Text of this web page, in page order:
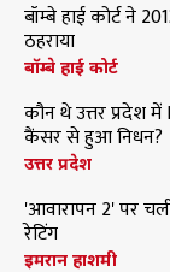
बॉम्बे हाई कोर्ट ने
ठहराया
बॉम्बे हाई कोर्ट
कौन थे उत्तर प्रदेश
कैंसर से हुआ निधन?
उत्तर प्रदेश
'आवारापन 2' पर
रेटिंग
इमरान हाशमी